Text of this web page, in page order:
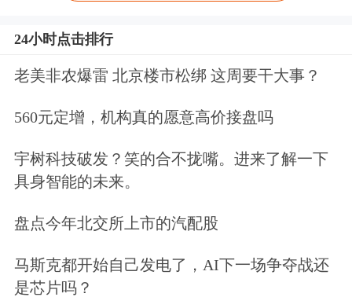
更多信息，与本平台立场无关。东方财
富力求但不保证数据的完全准确，如有
错漏请以中国证监会指定上市公司信息
全部或部分内容而引致的盈亏承担任何
保。
24小时点击排行
老美非农爆雷 北京楼市松绑 这周要干大事？
560元定增，机构真的愿意高价接盘吗
宇树科技破发？笑的合不拢嘴。进来了解一下
具身智能的未来。
盘点今年北交所上市的汽配股
马斯克都开始自己发电了，AI下一场争夺战还
是芯片吗？